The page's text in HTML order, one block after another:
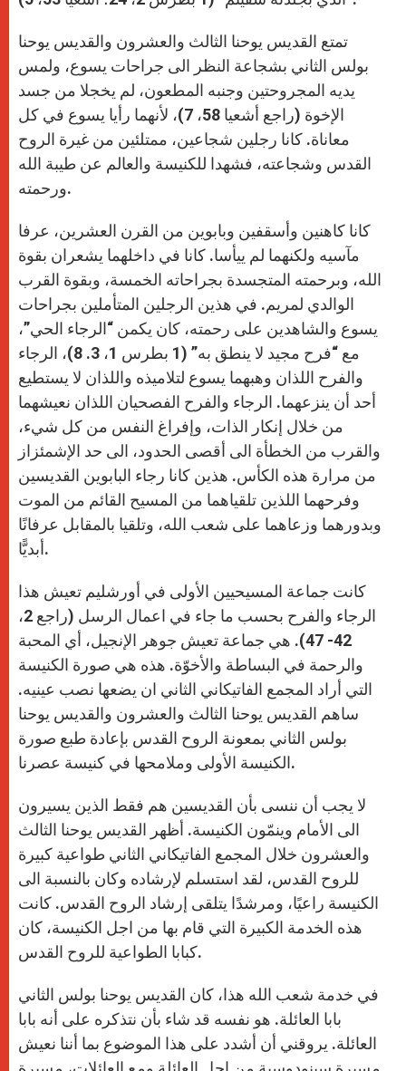
تمتع القديس يوحنا الثالث والعشرون والقديس يوحنا
بولس الثاني بشجاعة النظر الى جراحات يسوع، ولمس
يديه المجروحتين وجنبه المطعون، لم يخجلا من جسد
الإخوة (راجع أشعيا 58، 7)، لأنهما رأيا يسوع في كل
معاناة. كانا رجلين شجاعين، ممتلئين من غيرة الروح
القدس وشجاعته، فشهدا للكنيسة والعالم عن طيبة الله
ورحمته.
كانا كاهنين وأسقفين وبابوين من القرن العشرين، عرفا
مآسيه ولكنهما لم ييأسا. كانا في داخلهما يشعران بقوة
الله، وبرحمته المتجسدة بجراحاته الخمسة، وبقوة القرب
الوالدي لمريم. في هذين الرجلين المتأملين بجراحات
يسوع والشاهدين على رحمته، كان يكمن “الرجاء الحي”،
مع “فرح مجيد لا ينطق به” (1 بطرس 1، 3. 8)، الرجاء
والفرح اللذان وهبهما يسوع لتلاميذه واللذان لا يستطيع
أحد أن ينزعهما. الرجاء والفرح الفصحيان اللذان نعيشهما
من خلال إنكار الذات، وإفراغ النفس من كل شيء،
والقرب من الخطأة الى أقصى الحدود، الى حد الإشمئزاز
من مرارة هذه الكأس. هذين كانا رجاء البابوين القديسين
وفرحهما اللذين تلقياهما من المسيح القائم من الموت
وبدورهما وزعاهما على شعب الله، وتلقيا بالمقابل عرفانًا
أبديًّا.
كانت جماعة المسيحيين الأولى في أورشليم تعيش هذا
الرجاء والفرح بحسب ما جاء في اعمال الرسل (راجع 2،
42- 47). هي جماعة تعيش جوهر الإنجيل، أي المحبة
والرحمة في البساطة والأخوّة. هذه هي صورة الكنيسة
التي أراد المجمع الفاتيكاني الثاني ان يضعها نصب عينيه.
ساهم القديس يوحنا الثالث والعشرون والقديس يوحنا
بولس الثاني بمعونة الروح القدس بإعادة طبع صورة
الكنيسة الأولى وملامحها في كنيسة عصرنا.
لا يجب أن ننسى بأن القديسين هم فقط الذين يسيرون
الى الأمام وينمّون الكنيسة. أظهر القديس يوحنا الثالث
والعشرون خلال المجمع الفاتيكاني الثاني طواعية كبيرة
للروح القدس، لقد استسلم لإرشاده وكان بالنسبة الى
الكنيسة راعيًا، ومرشدًا يتلقى إرشاد الروح القدس. كانت
هذه الخدمة الكبيرة التي قام بها من اجل الكنيسة، كان
كبابا الطواعية للروح القدس.
في خدمة شعب الله هذا، كان القديس يوحنا بولس الثاني
بابا العائلة. هو نفسه قد شاء بأن نتذكره على أنه بابا
العائلة. يروقني أن أشدد على هذا الموضوع بما أننا نعيش